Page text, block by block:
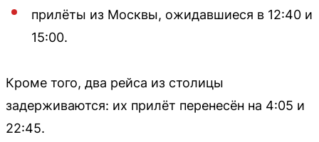
прилёты из Москвы, ожидавшиеся в 12:40 и
15:00.
Кроме того, два рейса из столицы
задерживаются: их прилёт перенесён на 4:05 и
22:45.